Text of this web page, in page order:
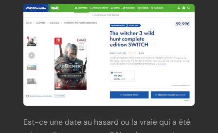
Est-ce une date au hasard ou la vraie qui a été